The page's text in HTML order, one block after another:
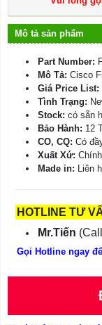
Mô tả sản phẩm
Part Number:
Mô Tả: Cisco
Giá Price List:
Tình Trạng:
Stock: có sẵn
Bảo Hành: 12
CO, CQ: Có
Xuất Xứ:
Made in: Liên
HOTLINE TƯ
Mr.Tiến
Gọi Hotline ngay